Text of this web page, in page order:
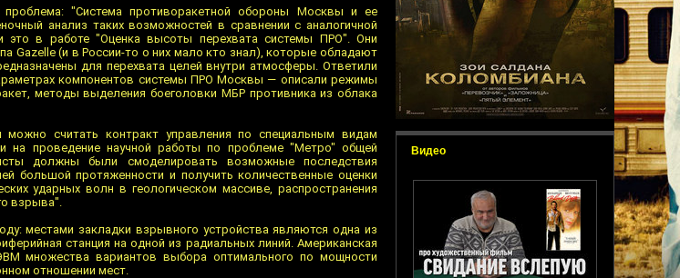
Видео
проблема: "Система противоракетной обороны Москвы и ее
анализ таких возможностей в сравнении с аналогичной
это в работе "Оценка высоты перехвата системы ПРО". Они
Gazelle (и в России-то о них мало кто знал), которые обладают
для перехвата целей внутри атмосферы. Ответили
компонентов системы ПРО Москвы — описали режимы
методы выделения боеголовки МБР противника из облака
считать контракт управления по специальным видам
на проведение научной работы по проблеме "Метро" общей
должны были смоделировать возможные последствия
большой протяженности и получить количественные оценки
ударных волн в геологическом массиве, распространения
взрыва".
местами закладки взрывного устройства являются одна из
станция на одной из радиальных линий. Американская
множества вариантов выбора оптимального по мощности
отношении мест.